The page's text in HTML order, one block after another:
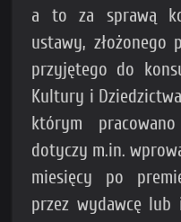
a to za sprawą
ustawy, złożonego
przyjętego do
Kultury i
którym
dotyczy m.in.
miesięcy po
przez wydawcę